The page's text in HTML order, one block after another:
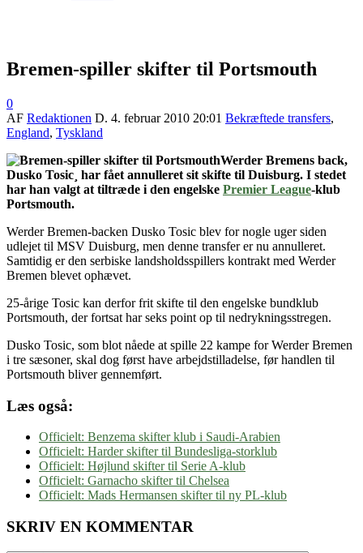
Bremen-spiller skifter til Portsmouth
0
AF Redaktionen D. 4. februar 2010 20:01 Bekræftede transfers,
England, Tyskland
Werder Bremens back,
Dusko Tosic¸ har fået annulleret sit skifte til Duisburg. I stedet
har han valgt at tiltræde i den engelske Premier League-klub
Portsmouth.
Werder Bremen-backen Dusko Tosic blev for nogle uger siden
udlejet til MSV Duisburg, men denne transfer er nu annulleret.
Samtidig er den serbiske landsholdsspillers kontrakt med Werder
Bremen blevet ophævet.
25-årige Tosic kan derfor frit skifte til den engelske bundklub
Portsmouth, der fortsat har seks point op til nedrykningsstregen.
Dusko Tosic, som blot nåede at spille 22 kampe for Werder Bremen
i tre sæsoner, skal dog først have arbejdstilladelse, før handlen til
Portsmouth bliver gennemført.
Læs også:
Officielt: Benzema skifter klub i Saudi-Arabien
Officielt: Harder skifter til Bundesliga-storklub
Officielt: Højlund skifter til Serie A-klub
Officielt: Garnacho skifter til Chelsea
Officielt: Mads Hermansen skifter til ny PL-klub
SKRIV EN KOMMENTAR